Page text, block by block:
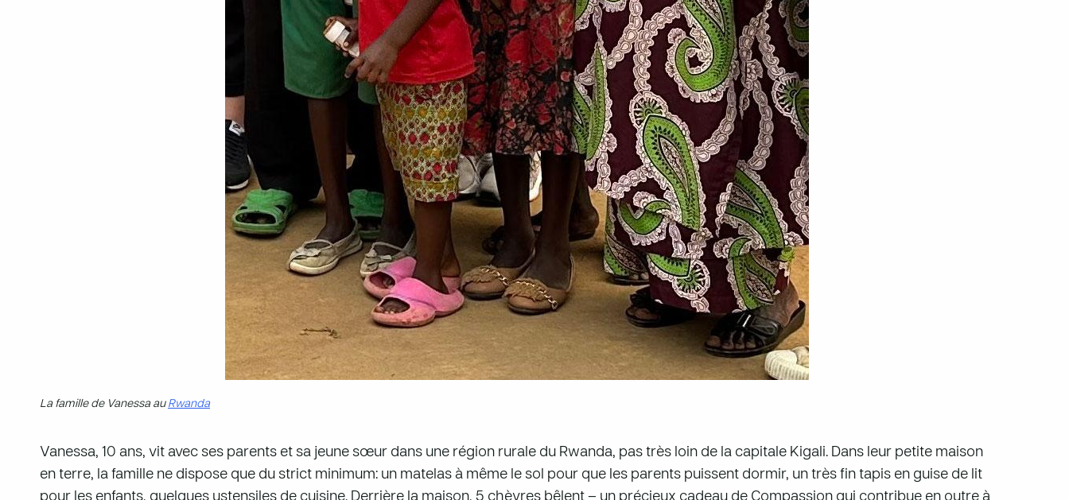
La famille de Vanessa au Rwanda
Vanessa, 10 ans, vit avec ses parents et sa jeune sœur dans une région rurale du Rwanda, pas très loin de la capitale Kigali. Dans leur petite maison
en terre, la famille ne dispose que du strict minimum: un matelas à même le sol pour que les parents puissent dormir, un très fin tapis en guise de lit
pour les enfants, quelques ustensiles de cuisine. Derrière la maison, 5 chèvres bêlent – un précieux cadeau de Compassion qui contribue en outre à